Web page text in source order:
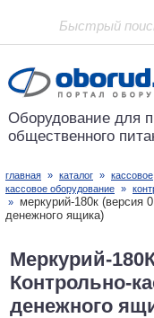
Проект основан в
Оборудование для
общественного
главная » каталог »
кассовое оборудование »
»
меркурий-180к (версия
денежного ящика)
Меркурий-
Контрольно-
денежного